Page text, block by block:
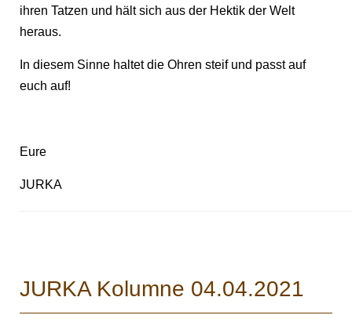
ihren Tatzen und hält sich aus der Hektik der Welt
heraus.
In diesem Sinne haltet die Ohren steif und passt auf
euch auf!
Eure
JURKA
JURKA Kolumne 04.04.2021